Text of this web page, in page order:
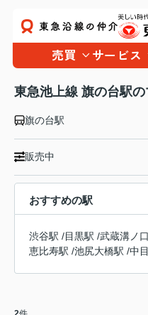
売買 サービス
東急池上線 旗の台駅
旗の台駅
販売中
おすすめの駅
渋谷駅 /目黒駅 /武蔵溝ノ
恵比寿駅 /池尻大橋駅 /中